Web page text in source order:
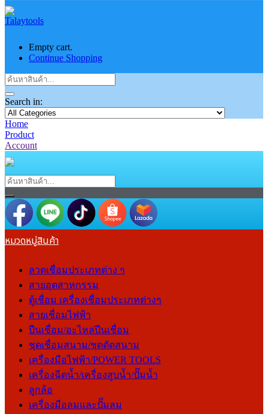
Empty cart.
Continue Shopping
Search in:
Home
Product
Account
หมวดหมู่สินค้า
ลวดเชื่อมประเภทต่าง ๆ
สายอุตสาหกรรม
ตู้เชื่อม เครื่องเชื่อมประเภทต่างๆ
สายเชื่อมไฟฟ้า
ปืนเชื่อม/อะไหล่ปืนเชื่อม
ชุดเชื่อมสนาม/ชุดตัดสนาม
เครื่องมือไฟฟ้า/POWER TOOLS
เครื่องฉีดน้ำ/เครื่องสูบน้ำ/ปั๊มน้ำ
ลูกล้อ
เครื่องมือลมและปั๊มลม